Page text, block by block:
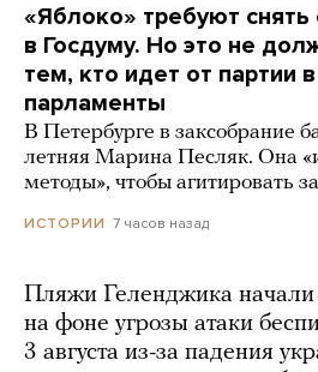
«Яблоко» требуют
в Госдуму. Но это не
тем, кто идет от партии
парламенты
В Петербурге в заксобрание
летняя Марина Песляк. Она
методы», чтобы агитировать
ИСТОРИИ 7 часов назад
Пляжи Геленджика начали
на фоне угрозы атаки
3 августа из-за падения